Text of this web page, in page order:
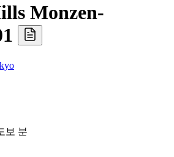
Monzen-
보 분